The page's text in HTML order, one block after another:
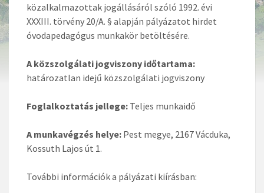
közalkalmazottak jogállásáról szóló 1992. évi
XXXIII. törvény 20/A. § alapján pályázatot hirdet
óvodapedagógus munkakör betöltésére.
A közszolgálati jogviszony időtartama:
határozatlan idejű közszolgálati jogviszony
Foglalkoztatás jellege: Teljes munkaidő
A munkavégzés helye: Pest megye, 2167 Vácduka,
Kossuth Lajos út 1.
További információk a pályázati kiírásban: